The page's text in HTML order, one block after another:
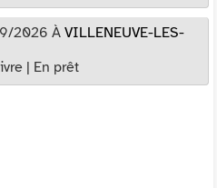
2026 À VILLENEUVE-LES-
| En prêt